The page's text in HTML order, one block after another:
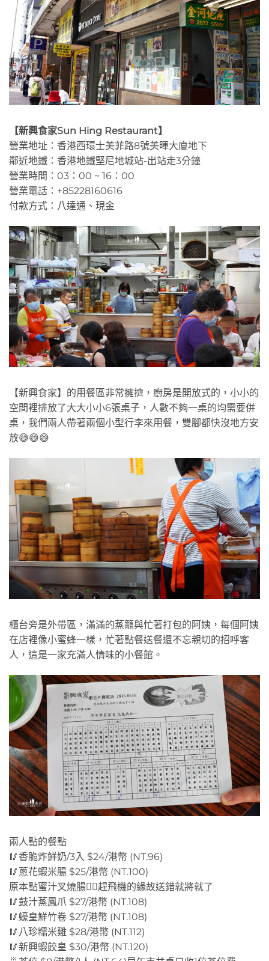
【新興食家Sun Hing Restaurant】
營業地址：香港西環士美菲路8號美暉大廈地下
鄰近地鐵：香港地鐵堅尼地城站-出站走3分鐘
營業時間：03：00 ~ 16：00
營業電話：+85228160616
付款方式：八達通、現金
【新興食家】的用餐區非常擁擠，廚房是開放式的，小小的
空間裡排放了大大小小6張桌子，人數不夠一桌的均需要併
桌，我們兩人帶著兩個小型行李來用餐，雙腳都快沒地方安
放😅😅😅
櫃台旁是外帶區，滿滿的蒸籠與忙著打包的阿姨，每個阿姨
在店裡像小蜜蜂一樣，忙著點餐送餐還不忘親切的招呼客
人，這是一家充滿人情味的小餐館。
兩人點的餐點
🥢香脆炸鮮奶/3入 $24/港幣 (NT.96)
🥢蔥花蝦米腸 $25/港幣 (NT.100)
原本點蜜汁叉燒腸😮‍💨趕飛機的緣故送錯就將就了
🥢鼓汁蒸鳳爪 $27/港幣 (NT.108)
🥢蠔皇鮮竹卷 $27/港幣 (NT.108)
🥢八珍糯米雞 $28/港幣 (NT.112)
🥢新興蝦餃皇 $30/港幣 (NT.120)